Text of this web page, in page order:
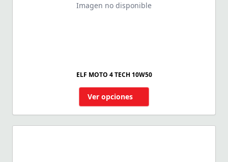
Imagen no disponible
ELF MOTO 4 TECH 10W50
Ver opciones